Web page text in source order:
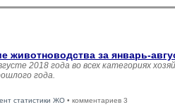
животноводства за январь-
2018 года во всех категориях
года.
статистики ЖО • комментариев 3